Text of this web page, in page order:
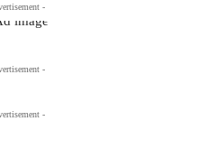
-
-
-